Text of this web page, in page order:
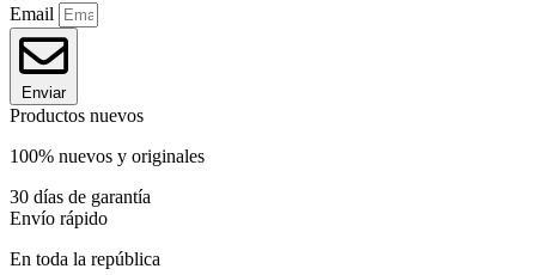
Email
Enviar
Productos nuevos
100% nuevos y originales
30 días de garantía
Envío rápido
En toda la república